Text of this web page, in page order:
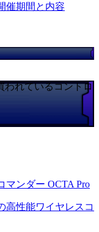
催期間と内容
われているコントロ
マンダー OCTA Pro
高性能ワイヤレスコ